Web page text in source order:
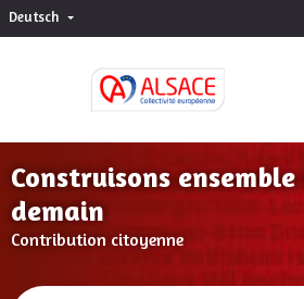
Deutsch Choisir la langue
Construisons
demain
Contribution citoyenne